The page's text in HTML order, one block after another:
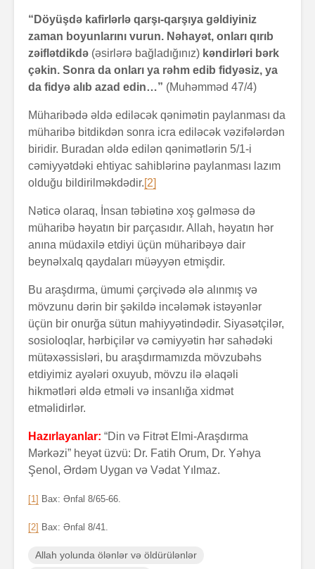
“Döyüşdə kafirlərlə qarşı-qarşıya gəldiyiniz
zaman boyunlarını vurun. Nəhayət, onları qırıb
zəiflətdikdə (əsirlərə bağladığınız) kəndirləri bərk
çəkin. Sonra da onları ya rəhm edib fidyəsiz, ya
da fidyə alıb azad edin…” (Muhəmməd 47/4)
Müharibədə əldə ediləcək qənimətin paylanması da
müharibə bitdikdən sonra icra ediləcək vəzifələrdən
biridir. Buradan əldə edilən qənimətlərin 5/1-i
cəmiyyətdəki ehtiyac sahiblərinə paylanması lazım
olduğu bildirilməkdədir.[2]
Nəticə olaraq, İnsan təbiətinə xoş gəlməsə də
müharibə həyatın bir parçasıdır. Allah, həyatın hər
anına müdaxilə etdiyi üçün müharibəyə dair
beynəlxalq qaydaları müəyyən etmişdir.
Bu araşdırma, ümumi çərçivədə ələ alınmış və
mövzunu dərin bir şəkildə incələmək istəyənlər
üçün bir onurğa sütun mahiyyətindədir. Siyasətçilər,
sosioloqlar, hərbiçilər və cəmiyyətin hər sahədəki
mütəxəssisləri, bu araşdırmamızda mövzubəhs
etdiyimiz ayələri oxuyub, mövzu ilə əlaqəli
hikmətləri əldə etməli və insanlığa xidmət
etməlidirlər.
Hazırlayanlar: “Din və Fitrət Elmi-Araşdırma
Mərkəzi” heyət üzvü: Dr. Fatih Orum, Dr. Yəhya
Şenol, Ərdəm Uygan və Vədat Yılmaz.
[1] Bax: Ənfal 8/65-66.
[2] Bax: Ənfal 8/41.
Allah yolunda ölənlər və öldürülənlər